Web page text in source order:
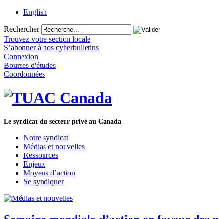
English
Rechercher
Trouvez votre section locale
S’abonner à nos cyberbulletins
Connexion
Bourses d'études
Coordonnées
Le syndicat du secteur privé au Canada
Notre syndicat
Médias et nouvelles
Ressources
Enjeux
Moyens d’action
Se syndiquer